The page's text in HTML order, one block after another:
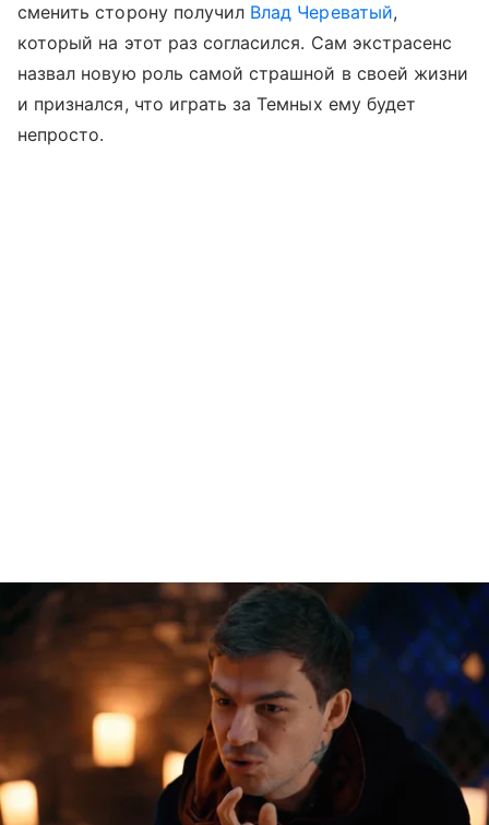
сменить сторону получил Влад Череватый,
который на этот раз согласился. Сам экстрасенс
назвал новую роль самой страшной в своей жизни
и признался, что играть за Темных ему будет
непросто.